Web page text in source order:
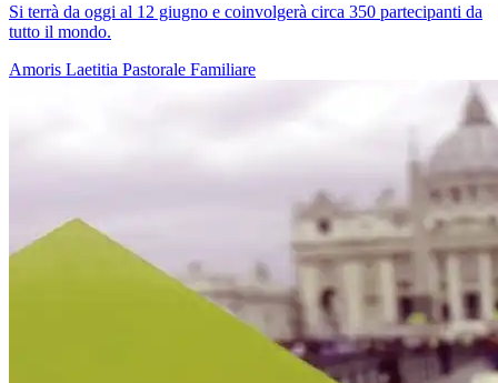
Si terrà da oggi al 12 giugno e coinvolgerà circa 350 partecipanti da
tutto il mondo.
Amoris Laetitia Pastorale Familiare